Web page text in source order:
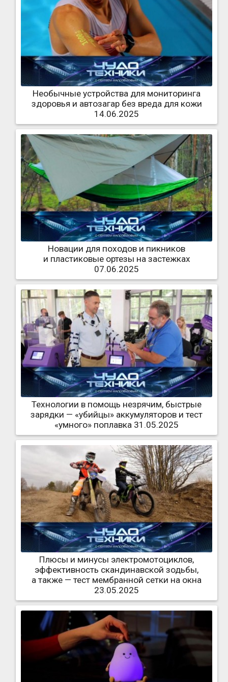
Необычные устройства для мониторинга
здоровья и автозагар без вреда для кожи
14.06.2025
Новации для походов и пикников
и пластиковые ортезы на застежках
07.06.2025
Технологии в помощь незрячим, быстрые
зарядки — «убийцы» аккумуляторов и тест
«умного» поплавка 31.05.2025
Плюсы и минусы электромотоциклов,
эффективность скандинавской зодьбы,
а также — тест мембранной сетки на окна
23.05.2025